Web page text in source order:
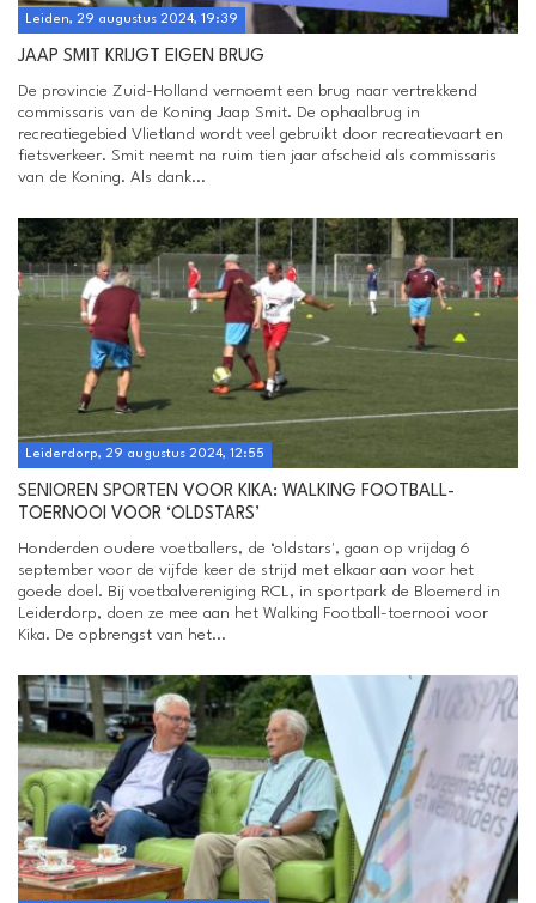
Leiden, 29 augustus 2024, 19:39
JAAP SMIT KRIJGT EIGEN BRUG
De provincie Zuid-Holland vernoemt een brug naar vertrekkend
commissaris van de Koning Jaap Smit. De ophaalbrug in
recreatiegebied Vlietland wordt veel gebruikt door recreatievaart en
fietsverkeer. Smit neemt na ruim tien jaar afscheid als commissaris
van de Koning. Als dank...
Leiderdorp, 29 augustus 2024, 12:55
SENIOREN SPORTEN VOOR KIKA: WALKING FOOTBALL-
TOERNOOI VOOR ‘OLDSTARS’
Honderden oudere voetballers, de ‘oldstars', gaan op vrijdag 6
september voor de vijfde keer de strijd met elkaar aan voor het
goede doel. Bij voetbalvereniging RCL, in sportpark de Bloemerd in
Leiderdorp, doen ze mee aan het Walking Football-toernooi voor
Kika. De opbrengst van het...